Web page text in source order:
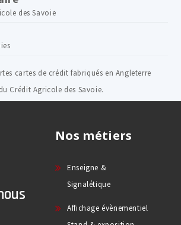
des Savoie
cartes de crédit fabriqués en Angleterre
Crédit Agricole des Savoie.
Nos métiers
Enseigne &
Signalétique
Affichage évènementiel